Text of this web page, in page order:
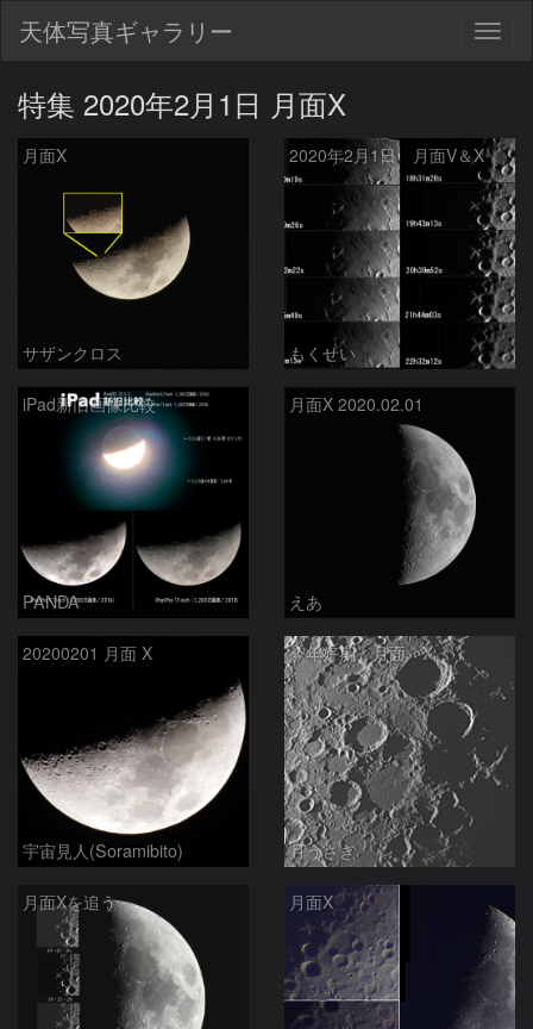
天体写真ギャラリー
特集 2020年2月1日 月面X
月面X
サザンクロス
2020年2月1日 月面V＆X
もくせい
iPad新旧画像比較
PANDA
月面X 2020.02.01
えあ
20200201 月面 X
宇宙見人(Soramibito)
今年好期、月面 X
月うさぎ
月面Xを追う 月面X